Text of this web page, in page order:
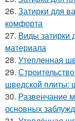
26. Затирки для
комфорта
27. Виды затирки
материала
28. Утепленная
29.
шведской плиты:
30. Развенчание
основных